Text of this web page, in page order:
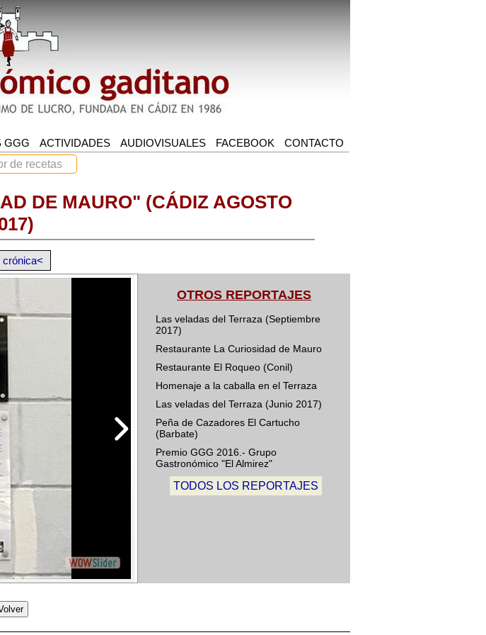
DE MAURO" (CÁDIZ AGOSTO
crónica<
OTROS REPORTAJES
Las veladas del Terraza (Septiembre
2017)
Restaurante La Curiosidad de Mauro
Restaurante El Roqueo (Conil)
Homenaje a la caballa en el Terraza
Las veladas del Terraza (Junio 2017)
Peña de Cazadores El Cartucho
(Barbate)
Premio GGG 2016.- Grupo
Gastronómico "El Almirez"
TODOS LOS REPORTAJES